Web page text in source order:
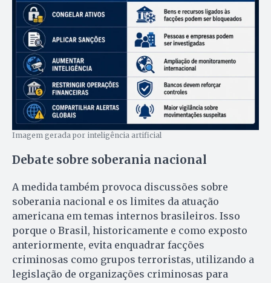
Imagem gerada por inteligência artificial
Debate sobre soberania nacional
A medida também provoca discussões sobre
soberania nacional e os limites da atuação
americana em temas internos brasileiros. Isso
porque o Brasil, historicamente e como exposto
anteriormente, evita enquadrar facções
criminosas como grupos terroristas, utilizando a
legislação de organizações criminosas para